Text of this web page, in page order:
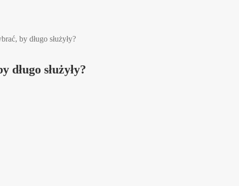
by długo służyły?
służyły?